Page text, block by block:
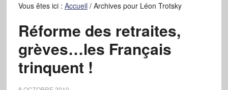
Vous êtes ici : Accueil /Archives pour Léon Trotsky
Réforme des retraites,
grèves…les Français
trinquent !